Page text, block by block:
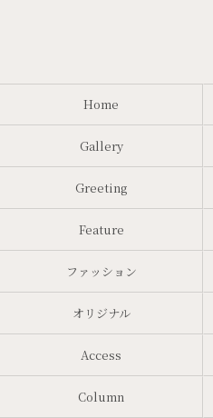
Home
Gallery
Greeting
Feature
ファッション
オリジナル
Access
Column